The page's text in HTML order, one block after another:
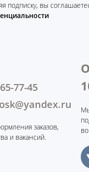
подписку, вы
77-45
заказов,
и вакансий.